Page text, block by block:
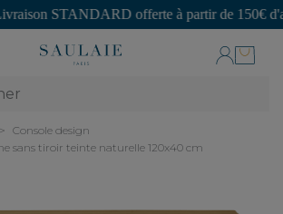
STANDARD offerte à partir de 150€ d'achat.|
Console design
sans tiroir teinte naturelle 120x40 cm